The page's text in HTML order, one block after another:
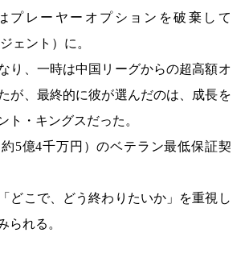
プレーヤーオプションを破棄して
ェント）に。
り、一時は中国リーグからの超高額オ
が、最終的に彼が選んだのは、成長を
ト・キングスだった。
5億4千万円）のベテラン最低保証契
どこで、どう終わりたいか」を重視し
られる。